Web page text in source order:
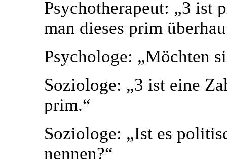
Psychotherapeut: „3 ist
man dieses prim
Psychologe: „Möchten
Soziologe: „3 ist eine
prim.“
Soziologe: „Ist es
nennen?“